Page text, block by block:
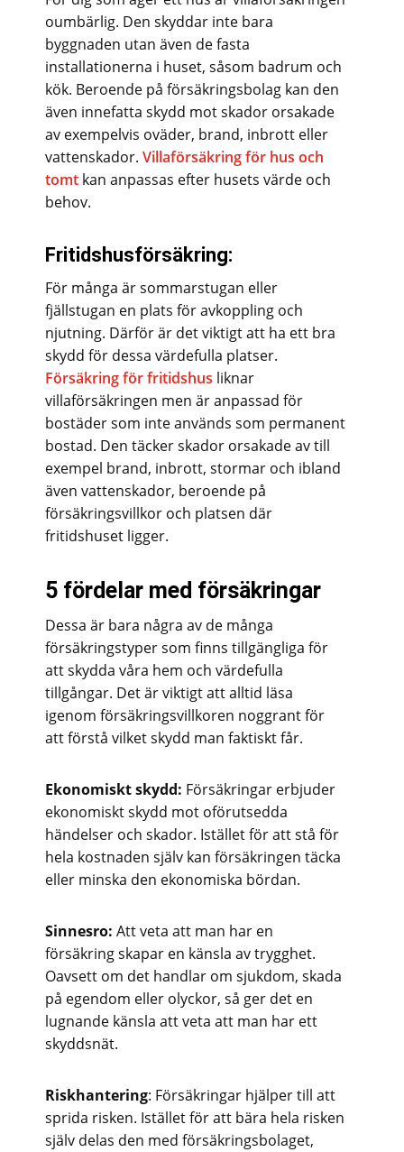
oumbärlig. Den skyddar inte bara
byggnaden utan även de fasta
installationerna i huset, såsom badrum och
kök. Beroende på försäkringsbolag kan den
även innefatta skydd mot skador orsakade
av exempelvis oväder, brand, inbrott eller
vattenskador. Villaförsäkring för hus och
tomtkan anpassas efter husets värde och
behov.
Fritidshusförsäkring:
För många är sommarstugan eller
fjällstugan en plats för avkoppling och
njutning. Därför är det viktigt att ha ett bra
skydd för dessa värdefulla platser.
Försäkring för fritidshus liknar
villaförsäkringen men är anpassad för
bostäder som inte används som permanent
bostad. Den täcker skador orsakade av till
exempel brand, inbrott, stormar och ibland
även vattenskador, beroende på
försäkringsvillkor och platsen där
fritidshuset ligger.
5 fördelar med försäkringar
Dessa är bara några av de många
försäkringstyper som finns tillgängliga för
att skydda våra hem och värdefulla
tillgångar. Det är viktigt att alltid läsa
igenom försäkringsvillkoren noggrant för
att förstå vilket skydd man faktiskt får.
Ekonomiskt skydd: Försäkringar erbjuder
ekonomiskt skydd mot oförutsedda
händelser och skador. Istället för att stå för
hela kostnaden själv kan försäkringen täcka
eller minska den ekonomiska bördan.
Sinnesro: Att veta att man har en
försäkring skapar en känsla av trygghet.
Oavsett om det handlar om sjukdom, skada
på egendom eller olyckor, så ger det en
lugnande känsla att veta att man har ett
skyddsnät.
Riskhantering: Försäkringar hjälper till att
sprida risken. Istället för att bära hela risken
själv delas den med försäkringsbolaget,